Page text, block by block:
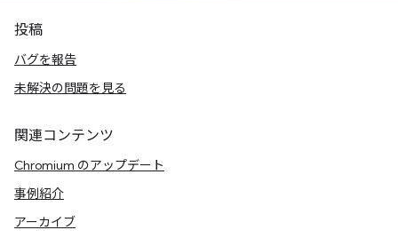
投稿
バグを報告
未解決の問題を見る
関連コンテンツ
Chromium のアップデート
事例紹介
アーカイブ